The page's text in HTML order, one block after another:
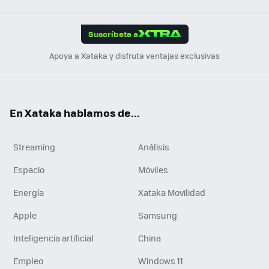
Suscríbete a
Apoya a Xataka y disfruta ventajas exclusivas
En Xataka hablamos de...
Streaming
Análisis
Espacio
Móviles
Energía
Xataka Movilidad
Apple
Samsung
Inteligencia artificial
China
Empleo
Windows 11